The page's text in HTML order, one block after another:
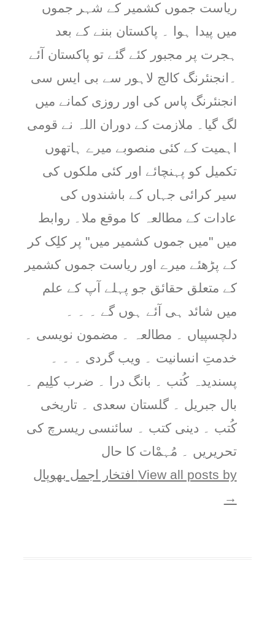
ریاست جموں کشمیر کے شہر جموں
میں پیدا ہوا ۔ پاکستان بننے کے بعد
ہجرت پر مجبور کئے گئے تو پاکستان آئے
۔انجنئرنگ کالج لاہور سے بی ایس سی
انجنئرنگ پاس کی اور روزی کمانے میں
لگ گیا۔ ملازمت کے دوران اللہ نے قومی
اہمیت کے کئی منصوبے میرے ہاتھوں
تکمیل کو پہنچائے اور کئی ملکوں کی
سیر کرائی جہاں کے باشندوں کی
عادات کے مطالعہ کا موقع ملا۔ روابط
میں "میں جموں کشمیر میں" پر کلِک کر
کے پڑھئے میرے اور ریاست جموں کشمیر
کے متعلق حقائق جو پہلے آپ کے علم
میں شائد ہی آئے ہوں گے ۔ ۔ ۔
دلچسپیاں ۔ مطالعہ ۔ مضمون نویسی ۔
خدمتِ انسانیت ۔ ویب گردی ۔ ۔ ۔
پسندیدہ کُتب ۔ بانگ درا ۔ ضرب کلِیم ۔
بال جبریل ۔ گلستان سعدی ۔ تاریخی
کُتب ۔ دینی کتب ۔ سائنسی ریسرچ کی
تحریریں ۔ مُہمْات کا حال
View all posts by افتخار اجمل بھوپال
→